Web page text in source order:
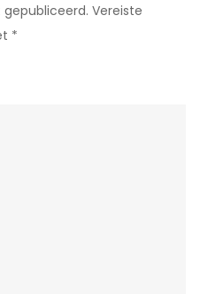
Vereiste
*